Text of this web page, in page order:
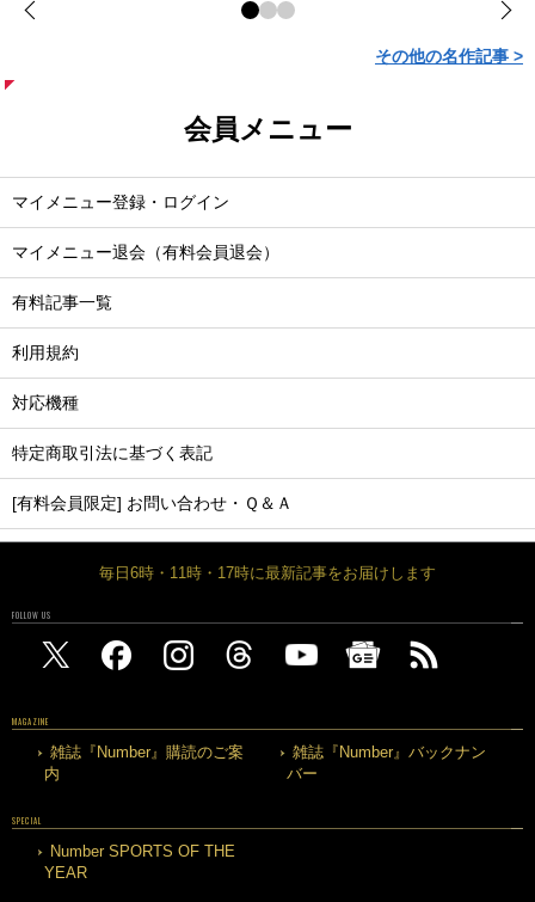
その他の名作記事 >
会員メニュー
マイメニュー登録・ログイン
マイメニュー退会（有料会員退会）
有料記事一覧
利用規約
対応機種
特定商取引法に基づく表記
[有料会員限定] お問い合わせ・Ｑ＆Ａ
毎日6時・11時・17時に最新記事をお届けします
FOLLOW US
MAGAZINE
雑誌『Number』購読のご案
内
雑誌『Number』バックナン
バー
SPECIAL
Number SPORTS OF THE
YEAR